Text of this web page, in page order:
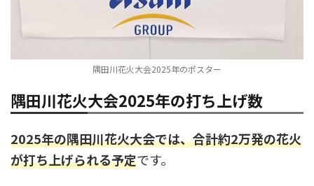
隅田川花火大会2025年のポスター
隅田川花火大会2025年の打ち上げ数
2025年の隅田川花火大会では、合計約2万発の花火
が打ち上げられる予定です。